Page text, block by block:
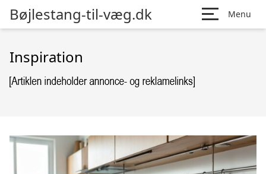
Bøjlestang-til-væg.dk Menu
Inspiration